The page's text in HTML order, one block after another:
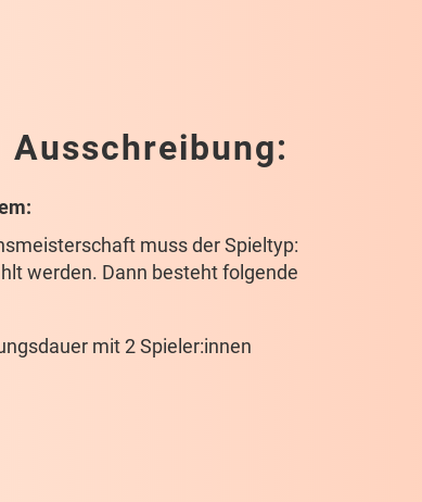
Ausschreibung:
muss der Spieltyp:
werden. Dann besteht folgende
mit 2 Spieler:innen